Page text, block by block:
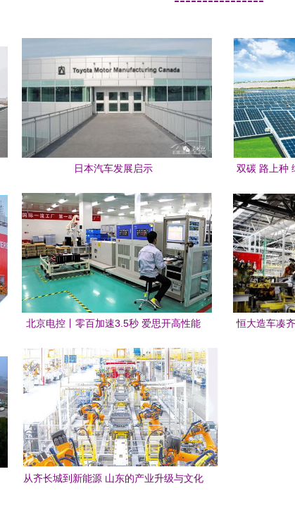
日本汽车发展启示
双碳 路上种
北京电控丨零百加速3.5秒 爱思开高性能
恒大造车凑
从齐长城到新能源 山东的产业升级与文化